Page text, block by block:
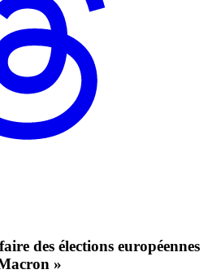
des élections européennes
»